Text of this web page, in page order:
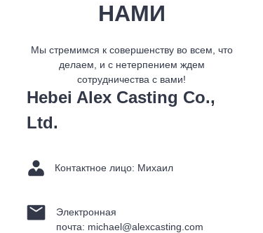
НАМИ
Мы стремимся к совершенству во всем, что
делаем, и с нетерпением ждем
сотрудничества с вами!
Hebei Alex Casting Co.,
Ltd.
Контактное лицо: Михаил
Электронная
почта: michael@alexcasting.com